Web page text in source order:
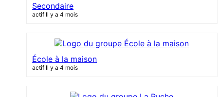
Secondaire
actif Il y a 4 mois
École à la maison
actif Il y a 4 mois